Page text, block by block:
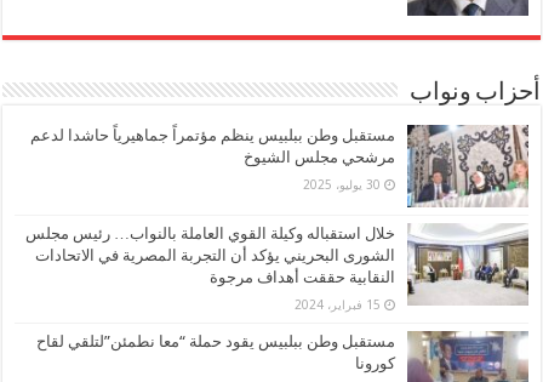
أحزاب ونواب
مستقبل وطن ببلبيس ينظم مؤتمراً جماهيرياً حاشدا لدعم
مرشحي مجلس الشيوخ
30 يوليو، 2025
خلال استقباله وكيلة القوي العاملة بالنواب… رئيس مجلس
الشورى البحريني يؤكد أن التجربة المصرية في الاتحادات
النقابية حققت أهداف مرجوة
15 فبراير، 2024
مستقبل وطن ببلبيس يقود حملة “معا نطمئن”لتلقي لقاح
كورونا